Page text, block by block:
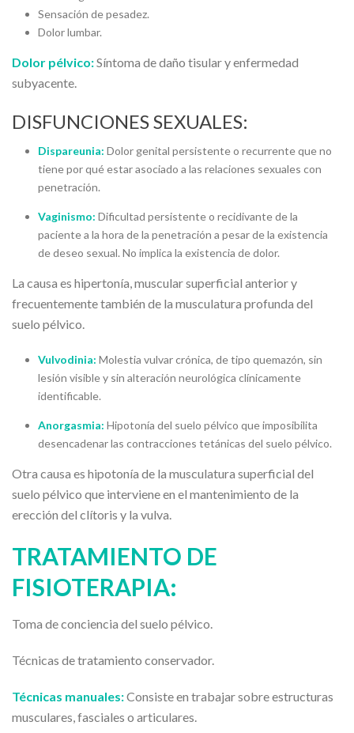
Sensación de pesadez.
Dolor lumbar.
Dolor pélvico:Síntoma de daño tisular y enfermedad
subyacente.
DISFUNCIONES SEXUALES:
Dispareunia: Dolor genital persistente o recurrente que no
tiene por qué estar asociado a las relaciones sexuales con
penetración.
Vaginismo: Dificultad persistente o recidivante de la
paciente a la hora de la penetración a pesar de la existencia
de deseo sexual. No implica la existencia de dolor.
La causa es hipertonía, muscular superficial anterior y
frecuentemente también de la musculatura profunda del
suelo pélvico.
Vulvodinia: Molestia vulvar crónica, de tipo quemazón, sin
lesión visible y sin alteración neurológica clínicamente
identificable.
Anorgasmia: Hipotonía del suelo pélvico que imposibilita
desencadenar las contracciones tetánicas del suelo pélvico.
Otra causa es hipotonía de la musculatura superficial del
suelo pélvico que interviene en el mantenimiento de la
erección del clítoris y la vulva.
TRATAMIENTO DE
FISIOTERAPIA:
Toma de conciencia del suelo pélvico.
Técnicas de tratamiento conservador.
Técnicas manuales:Consiste en trabajar sobre estructuras
musculares, fasciales o articulares.